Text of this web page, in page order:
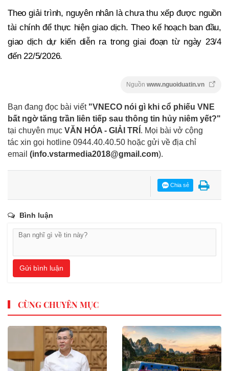
Theo giải trình, nguyên nhân là chưa thu xếp được nguồn
tài chính để thực hiện giao dịch. Theo kế hoạch ban đầu,
giao dịch dự kiến diễn ra trong giai đoạn từ ngày 23/4
đến 22/5/2026.
Nguồn www.nguoiduatin.vn
Bạn đang đọc bài viết "VNECO nói gì khi cổ phiếu VNE
bất ngờ tăng trần liên tiếp sau thông tin hủy niêm yết?"
tại chuyên mục VĂN HÓA - GIẢI TRÍ . Mọi bài vở cộng
tác xin gọi hotline 0944.40.40.50 hoặc gửi về địa chỉ
email (info.vstarmedia2018@gmail.com).
Chia sẻ
Bình luận
Gửi bình luận
CÙNG CHUYÊN MỤC